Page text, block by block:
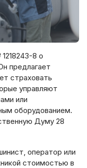
8 о
предлагает
страховать
управляют
или
оборудованием.
Думу 28
оператор или
стоимостью в